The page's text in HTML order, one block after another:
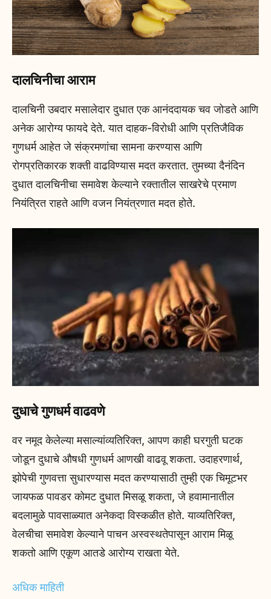
दालचिनीचा आराम
दालचिनी उबदार मसालेदार दुधात एक आनंददायक चव जोडते आणि
अनेक आरोग्य फायदे देते. यात दाहक-विरोधी आणि प्रतिजैविक
गुणधर्म आहेत जे संक्रमणांचा सामना करण्यास आणि
रोगप्रतिकारक शक्ती वाढविण्यास मदत करतात. तुमच्या दैनंदिन
दुधात दालचिनीचा समावेश केल्याने रक्तातील साखरेचे प्रमाण
नियंत्रित राहते आणि वजन नियंत्रणात मदत होते.
दुधाचे गुणधर्म वाढवणे
वर नमूद केलेल्या मसाल्यांव्यतिरिक्त, आपण काही घरगुती घटक
जोडून दुधाचे औषधी गुणधर्म आणखी वाढवू शकता. उदाहरणार्थ,
झोपेची गुणवत्ता सुधारण्यास मदत करण्यासाठी तुम्ही एक चिमूटभर
जायफळ पावडर कोमट दुधात मिसळू शकता, जे हवामानातील
बदलामुळे पावसाळ्यात अनेकदा विस्कळीत होते. याव्यतिरिक्त,
वेलचीचा समावेश केल्याने पाचन अस्वस्थतेपासून आराम मिळू
शकतो आणि एकूण आतडे आरोग्य राखता येते.
अधिक माहिती